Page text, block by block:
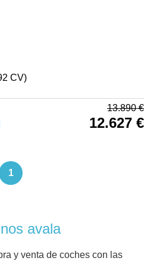
CV)
13.890€
12.627 €
1
avala
y venta de coches con las